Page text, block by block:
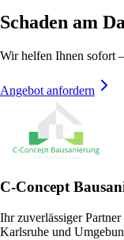
Schaden am
Wir helfen Ihnen sofort
Angebot anfordern
C-Concept
Ihr zuverlässiger
Karlsruhe und